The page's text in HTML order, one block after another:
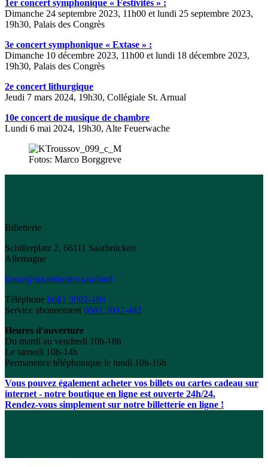
1er concert symphonique « Festivités » :
Dimanche 24 septembre 2023, 11h00 et lundi 25 septembre 2023,
19h30, Palais des Congrès
3e concert symphonique « Extase » :
Dimanche 10 décembre 2023, 11h00 et lundi 18 décembre 2023,
19h30, Palais des Congrès
2e concert lithurgique
Jeudi 7 mars 2024, 19h30, Collégiale St. Arnual
10e concert de musique de chambre
Lundi 6 mai 2024, 19h30, Alte Feuerwache
Fotos: Marco Borggreve
Billetterie
Schillerplatz 2, 66111 Saarbrücken
Allemagne
kasse@staatstheater.saarland
Téléphone 0681 3092-486
Service abonnement 0681 3092-482
Heures d'ouverture
Du mardi au vendredi 10h-18h
Le samedi 10h-14h
Permanence téléphonique le lundi 10h-16h
Vous pouvez également acheter vos billets ou cartes cadeau sur
internet - notre boutique en ligne est ouverte 24h/24.
Rendez-vous simplement sur notre billetterie en ligne !